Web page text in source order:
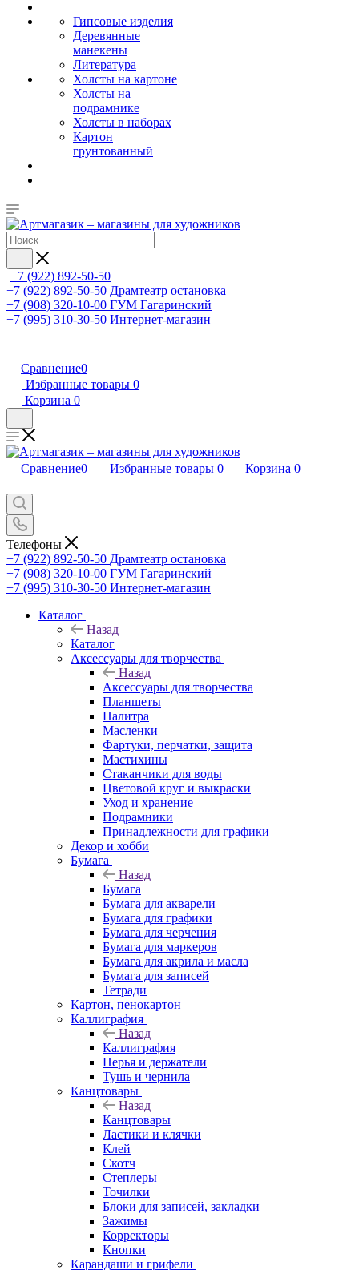
Гипсовые изделия
Деревянные
манекены
Литература
Холсты на картоне
Холсты на
подрамнике
Холсты в наборах
Картон
грунтованный
+7 (922) 892-50-50
+7 (922) 892-50-50 Драмтеатр остановка
+7 (908) 320-10-00 ГУМ Гагаринский
+7 (995) 310-30-50 Интернет-магазин
Сравнение0
Избранные товары 0
Корзина 0
Сравнение0 Избранные товары 0 Корзина 0
Телефоны
+7 (922) 892-50-50 Драмтеатр остановка
+7 (908) 320-10-00 ГУМ Гагаринский
+7 (995) 310-30-50 Интернет-магазин
Каталог
Назад
Каталог
Аксессуары для творчества
Назад
Аксессуары для творчества
Планшеты
Палитра
Масленки
Фартуки, перчатки, защита
Мастихины
Стаканчики для воды
Цветовой круг и выкраски
Уход и хранение
Подрамники
Принадлежности для графики
Декор и хобби
Бумага
Назад
Бумага
Бумага для акварели
Бумага для графики
Бумага для черчения
Бумага для маркеров
Бумага для акрила и масла
Бумага для записей
Тетради
Картон, пенокартон
Каллиграфия
Назад
Каллиграфия
Перья и держатели
Тушь и чернила
Канцтовары
Назад
Канцтовары
Ластики и клячки
Клей
Скотч
Степлеры
Точилки
Блоки для записей, закладки
Зажимы
Корректоры
Кнопки
Карандаши и грифели